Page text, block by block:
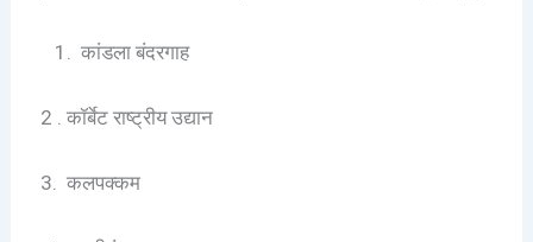
1. कांडला बंदरगाह
2 . कॉर्बेट राष्ट्रीय उद्यान
3. कलपक्कम